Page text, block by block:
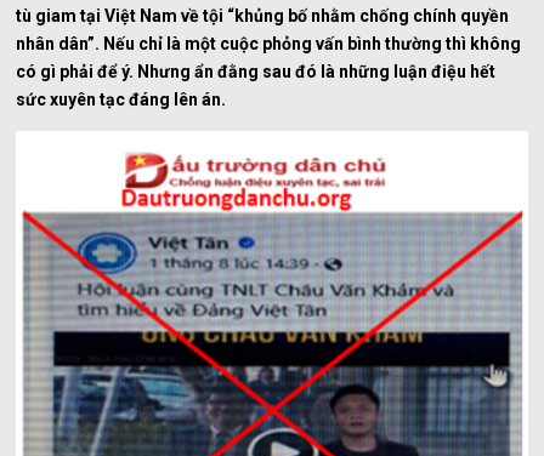
tù giam tại Việt Nam về tội “khủng bố nhằm chống chính quyền
nhân dân”. Nếu chỉ là một cuộc phỏng vấn bình thường thì không
có gì phải để ý. Nhưng ẩn đằng sau đó là những luận điệu hết
sức xuyên tạc đáng lên án.